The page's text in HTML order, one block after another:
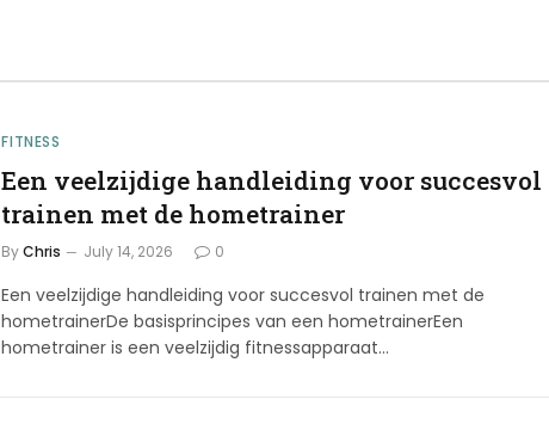
FITNESS
Een veelzijdige handleiding voor succesvol
trainen met de hometrainer
By Chris July 14, 2026 0
Een veelzijdige handleiding voor succesvol trainen met de
hometrainerDe basisprincipes van een hometrainerEen
hometrainer is een veelzijdig fitnessapparaat…